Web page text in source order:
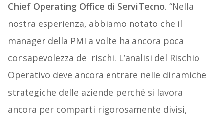
Chief Operating Office di ServiTecno. “Nella
nostra esperienza, abbiamo notato che il
manager della PMI a volte ha ancora poca
consapevolezza dei rischi. L’analisi del Rischio
Operativo deve ancora entrare nelle dinamiche
strategiche delle aziende perché si lavora
ancora per comparti rigorosamente divisi,